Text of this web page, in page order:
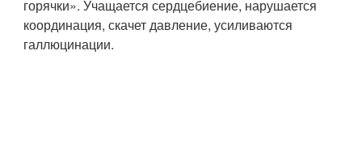
горячки». Учащается сердцебиение, нарушается
координация, скачет давление, усиливаются
галлюцинации.